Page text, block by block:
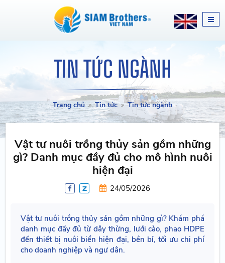
TIN TỨC NGÀNH
Trang chủ Tin tức Tin tức ngành
Vật tư nuôi trồng thủy sản gồm những
gì? Danh mục đầy đủ cho mô hình nuôi
hiện đại
24/05/2026
Vật tư nuôi trồng thủy sản gồm những gì? Khám phá
danh mục đầy đủ từ dây thừng, lưới cào, phao HDPE
đến thiết bị nuôi biển hiện đại, bền bỉ, tối ưu chi phí
cho doanh nghiệp và ngư dân.